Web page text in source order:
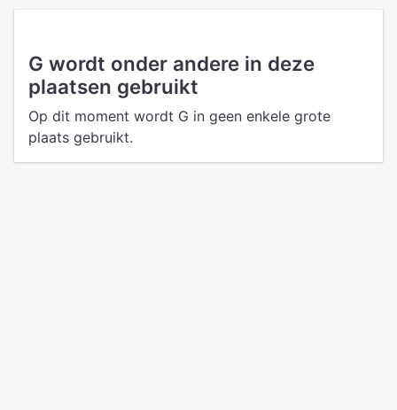
G wordt onder andere in deze
plaatsen gebruikt
Op dit moment wordt G in geen enkele grote
plaats gebruikt.